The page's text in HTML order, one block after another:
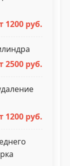
1200 руб.
2500 руб.
1200 руб.